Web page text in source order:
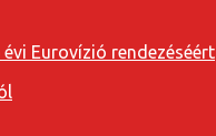
Eurovízió rendezéséért